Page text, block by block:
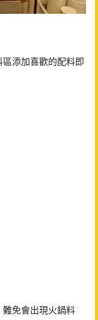
添加喜歡的配料即
免會出現火鍋料